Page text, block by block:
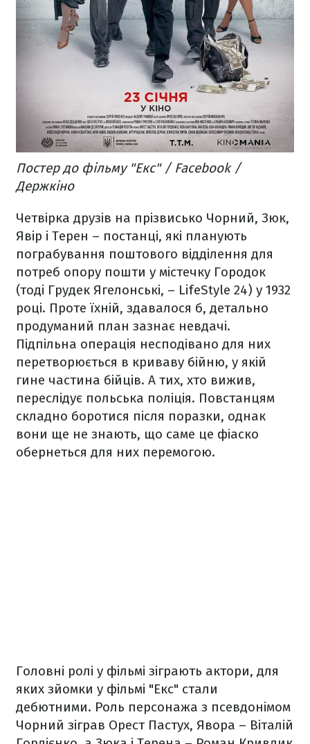
Постер до фільму "Екс" / Facebook /
Держкіно
Четвірка друзів на прізвисько Чорний, Зюк,
Явір і Терен – постанці, які планують
пограбування поштового відділення для
потреб опору пошти у містечку Городок
(тоді Грудек Ягелонські, – LifeStyle 24) у 1932
році. Проте їхній, здавалося б, детально
продуманий план зазнає невдачі.
Підпільна операція несподівано для них
перетворюється в криваву бійню, у якій
гине частина бійців. А тих, хто вижив,
переслідує польська поліція. Повстанцям
складно боротися після поразки, однак
вони ще не знають, що саме це фіаско
обернеться для них перемогою.
Головні ролі у фільмі зіграють актори, для
яких зйомки у фільмі "Екс" стали
дебютними. Роль персонажа з псевдонімом
Чорний зіграв Орест Пастух, Явора – Віталій